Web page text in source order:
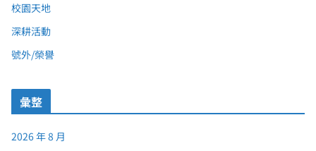
校園天地
深耕活動
號外/榮譽
彙整
2026 年 8 月